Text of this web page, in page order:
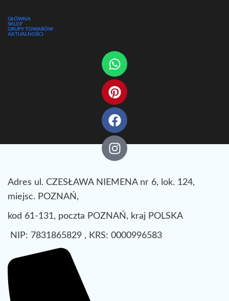
GŁÓWNA
SKLEP
GRUPY TOWARÓW
AKTUALNOŚCI
Adres ul. CZESŁAWA NIEMENA nr 6, lok. 124,
miejsc. POZNAŃ,
kod 61-131, poczta POZNAŃ, kraj POLSKA
NIP: 7831865829 , KRS: 0000996583